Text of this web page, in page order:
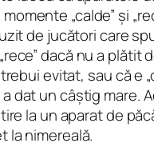
„calde” și
de jucători care
dacă nu a plătit
evitat, sau că e
dat un câștig mare.
la un aparat de
la nimereală.